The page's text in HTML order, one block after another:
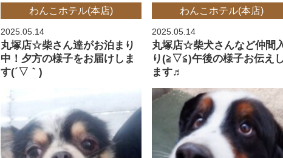
わんこホテル(本店)
2025.05.14
丸塚店☆柴さん達がお泊まり
中！夕方の様子をお届けしま
す(´▽｀)
わんこホテル(本店)
2025.05.14
丸塚店☆柴犬さんなど仲間
り(≧▽≦)午後の様子お伝え
ます♬